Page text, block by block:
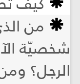
من
شخصيّة
الرجل؟